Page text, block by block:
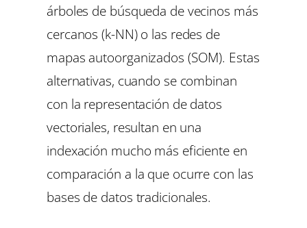
árboles de búsqueda de vecinos más
cercanos (k-NN) o las redes de
mapas autoorganizados (SOM). Estas
alternativas, cuando se combinan
con la representación de datos
vectoriales, resultan en una
indexación mucho más eficiente en
comparación a la que ocurre con las
bases de datos tradicionales.